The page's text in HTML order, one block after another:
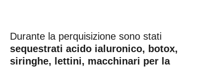
Durante la perquisizione sono stati
sequestrati acido ialuronico, botox,
siringhe, lettini, macchinari per la